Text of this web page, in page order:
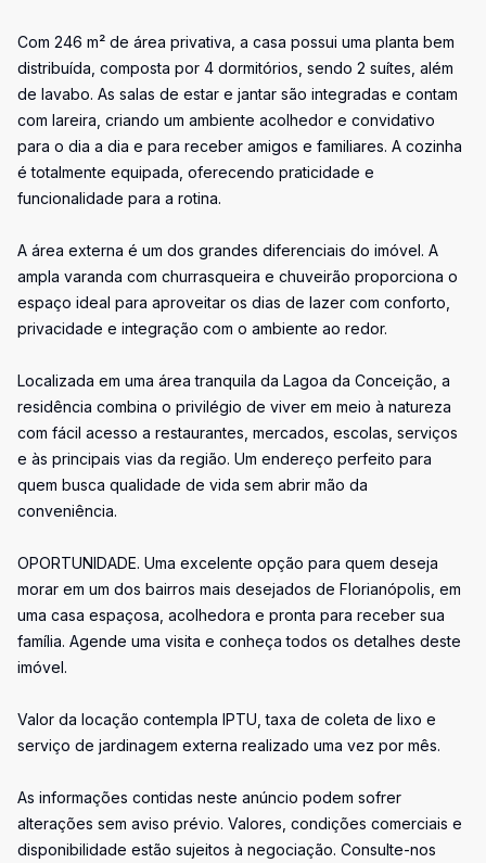
Com 246 m² de área privativa, a casa possui uma planta bem
distribuída, composta por 4 dormitórios, sendo 2 suítes, além
de lavabo. As salas de estar e jantar são integradas e contam
com lareira, criando um ambiente acolhedor e convidativo
para o dia a dia e para receber amigos e familiares. A cozinha
é totalmente equipada, oferecendo praticidade e
funcionalidade para a rotina.
A área externa é um dos grandes diferenciais do imóvel. A
ampla varanda com churrasqueira e chuveirão proporciona o
espaço ideal para aproveitar os dias de lazer com conforto,
privacidade e integração com o ambiente ao redor.
Localizada em uma área tranquila da Lagoa da Conceição, a
residência combina o privilégio de viver em meio à natureza
com fácil acesso a restaurantes, mercados, escolas, serviços
e às principais vias da região. Um endereço perfeito para
quem busca qualidade de vida sem abrir mão da
conveniência.
OPORTUNIDADE. Uma excelente opção para quem deseja
morar em um dos bairros mais desejados de Florianópolis, em
uma casa espaçosa, acolhedora e pronta para receber sua
família. Agende uma visita e conheça todos os detalhes deste
imóvel.
Valor da locação contempla IPTU, taxa de coleta de lixo e
serviço de jardinagem externa realizado uma vez por mês.
As informações contidas neste anúncio podem sofrer
alterações sem aviso prévio. Valores, condições comerciais e
disponibilidade estão sujeitos à negociação. Consulte-nos